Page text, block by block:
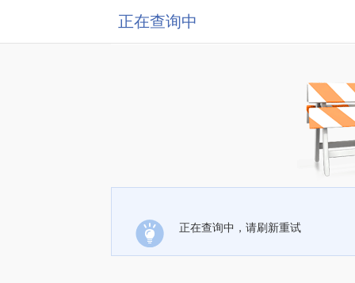
正在查询中
正在查询中，请刷新重试